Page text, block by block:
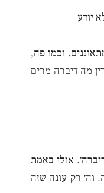
יודע
וכמו פה,
מה דיברה מרים
אולי באמת
וה׳ רק עונה שזה